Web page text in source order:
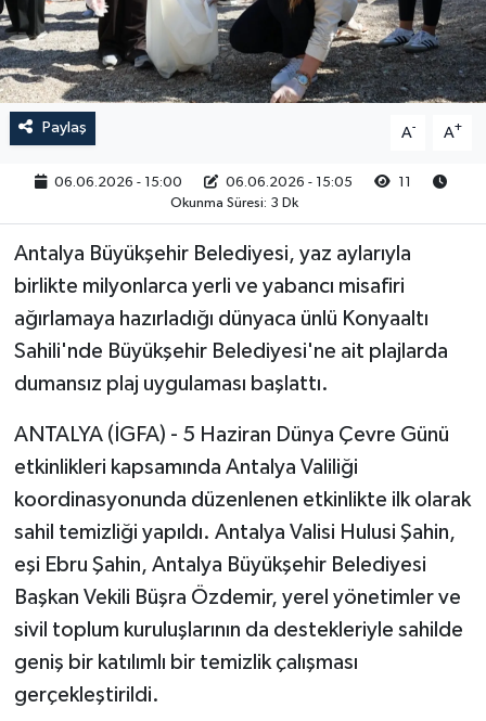
Paylaş A- A+
06.06.2026 - 15:00 06.06.2026 - 15:05
11
Okunma Süresi: 3 Dk
Antalya Büyükşehir Belediyesi, yaz aylarıyla
birlikte milyonlarca yerli ve yabancı misafiri
ağırlamaya hazırladığı dünyaca ünlü Konyaaltı
Sahili'nde Büyükşehir Belediyesi'ne ait plajlarda
dumansız plaj uygulaması başlattı.
ANTALYA (İGFA) - 5 Haziran Dünya Çevre Günü
etkinlikleri kapsamında Antalya Valiliği
koordinasyonunda düzenlenen etkinlikte ilk olarak
sahil temizliği yapıldı. Antalya Valisi Hulusi Şahin,
eşi Ebru Şahin, Antalya Büyükşehir Belediyesi
Başkan Vekili Büşra Özdemir, yerel yönetimler ve
sivil toplum kuruluşlarının da destekleriyle sahilde
geniş bir katılımlı bir temizlik çalışması
gerçekleştirildi.
RESMİ İLAN